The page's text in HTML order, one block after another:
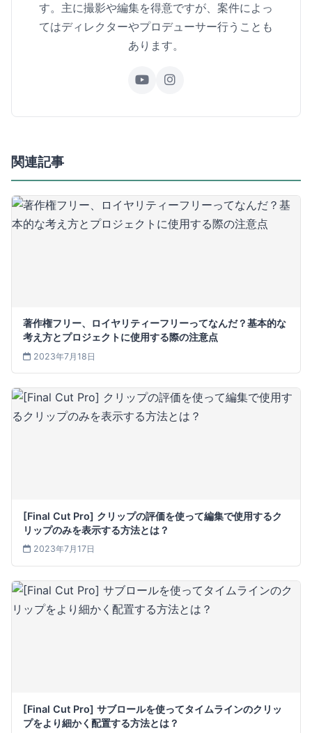
す。主に撮影や編集を得意ですが、案件によっ
てはディレクターやプロデューサー行うことも
あります。
関連記事
著作権フリー、ロイヤリティーフリーってなんだ？基本的な
考え方とプロジェクトに使用する際の注意点
2023年7月18日
[Final Cut Pro] クリップの評価を使って編集で使用するク
リップのみを表示する方法とは？
2023年7月17日
[Final Cut Pro] サブロールを使ってタイムラインのクリッ
プをより細かく配置する方法とは？